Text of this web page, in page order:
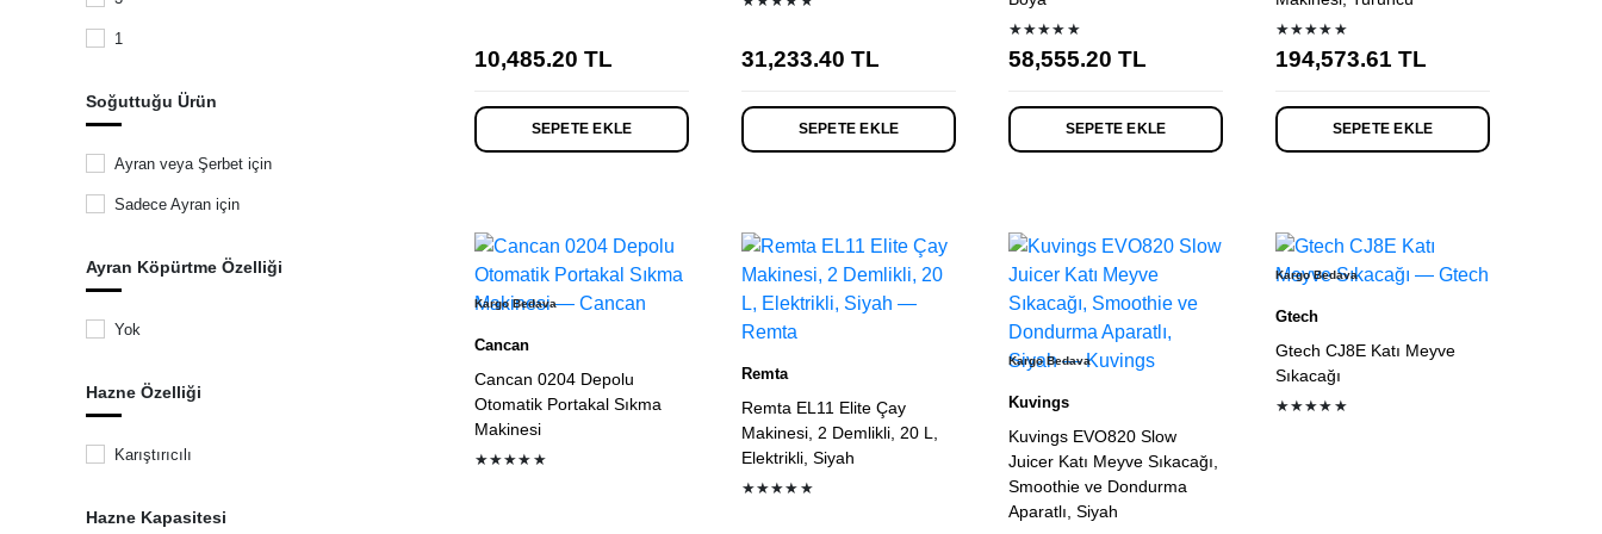
Delonghi
Özlem
Goat
Les Artistes
Süper Mikser
Dizdar
BWT
Kapp
Escobarista
1
Soğuttuğu Ürün
Ayran veya Şerbet için
Sadece Ayran için
Ayran Köpürtme Özelliği
Yok
Hazne Özelliği
Karıştırıcılı
Hazne Kapasitesi
10,485.20 TL
SEPETE EKLE
31,233.40 TL
SEPETE EKLE
★★★★★
58,555.20 TL
SEPETE EKLE
★★★★★
194,573.61 TL
SEPETE EKLE
Kargo Bedava
Cancan
Cancan 0204 Depolu
Otomatik Portakal Sıkma
Makinesi
★★★★★
Remta
Remta EL11 Elite Çay
Makinesi, 2 Demlikli, 20 L,
Elektrikli, Siyah
★★★★★
Kargo Bedava
Kuvings
Kuvings EVO820 Slow
Juicer Katı Meyve Sıkacağı,
Smoothie ve Dondurma
Aparatlı, Siyah
Kargo Bedava
Gtech
Gtech CJ8E Katı Meyve
Sıkacağı
★★★★★